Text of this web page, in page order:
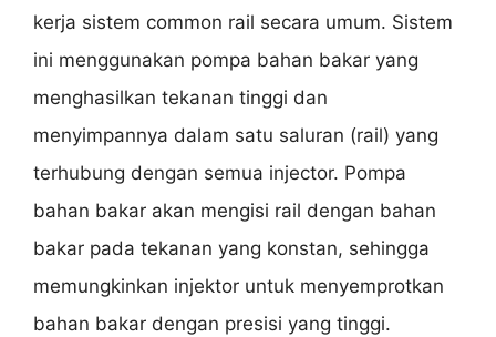
kerja sistem common rail secara umum. Sistem
ini menggunakan pompa bahan bakar yang
menghasilkan tekanan tinggi dan
menyimpannya dalam satu saluran (rail) yang
terhubung dengan semua injector. Pompa
bahan bakar akan mengisi rail dengan bahan
bakar pada tekanan yang konstan, sehingga
memungkinkan injektor untuk menyemprotkan
bahan bakar dengan presisi yang tinggi.